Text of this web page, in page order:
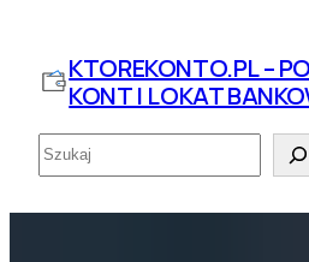
treści
KTOREKONTO.PL –
KONT I LOKAT
Szukaj